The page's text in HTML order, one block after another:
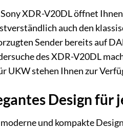
XDR-V20DL öffnet
auch den
Sender bereits auf
des XDR-V20DL
UKW stehen Ihnen zur
Design für
und kompakte